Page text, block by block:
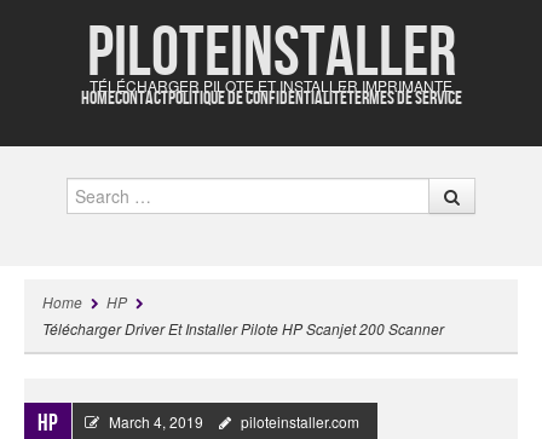
Piloteinstaller
TÉLÉCHARGER PILOTE ET INSTALLER IMPRIMANTE
HOMECONTACTPOLITIQUE DE CONFIDENTIALITÉTERMES DE SERVICE
Search
Home
HP
Télécharger Driver Et Installer Pilote HP Scanjet 200 Scanner
HP March 4, 2019 piloteinstaller.com